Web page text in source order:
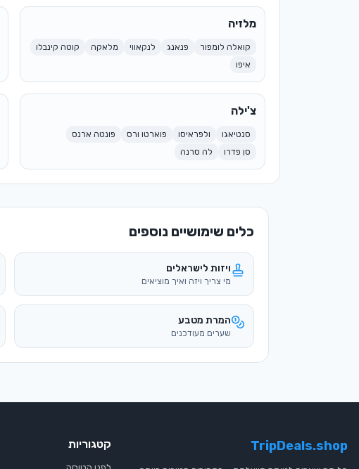
מלזיה
קואלה לומפור פנאנג לנקאווי מלאקה
קוטה קינבלו
איפו
צ'ילה
סנטיאגו ולפראיסו פוארטו ורס
פונטה ארנס
סן פדרו
לה סרנה
כלים שימושיים נוספים
ויזות לישראלים
מי צריך ויזה ואיך מוציאים
המרת מטבע
שערים מעודכנים
TripDeals.shop קטגוריות